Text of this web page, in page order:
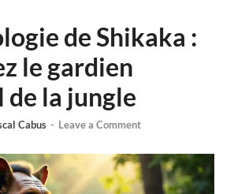
de Shikaka :
le gardien
de la jungle
Cabus - Leave a Comment